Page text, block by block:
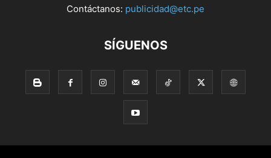
Contáctanos: publicidad@etc.pe
SÍGUENOS